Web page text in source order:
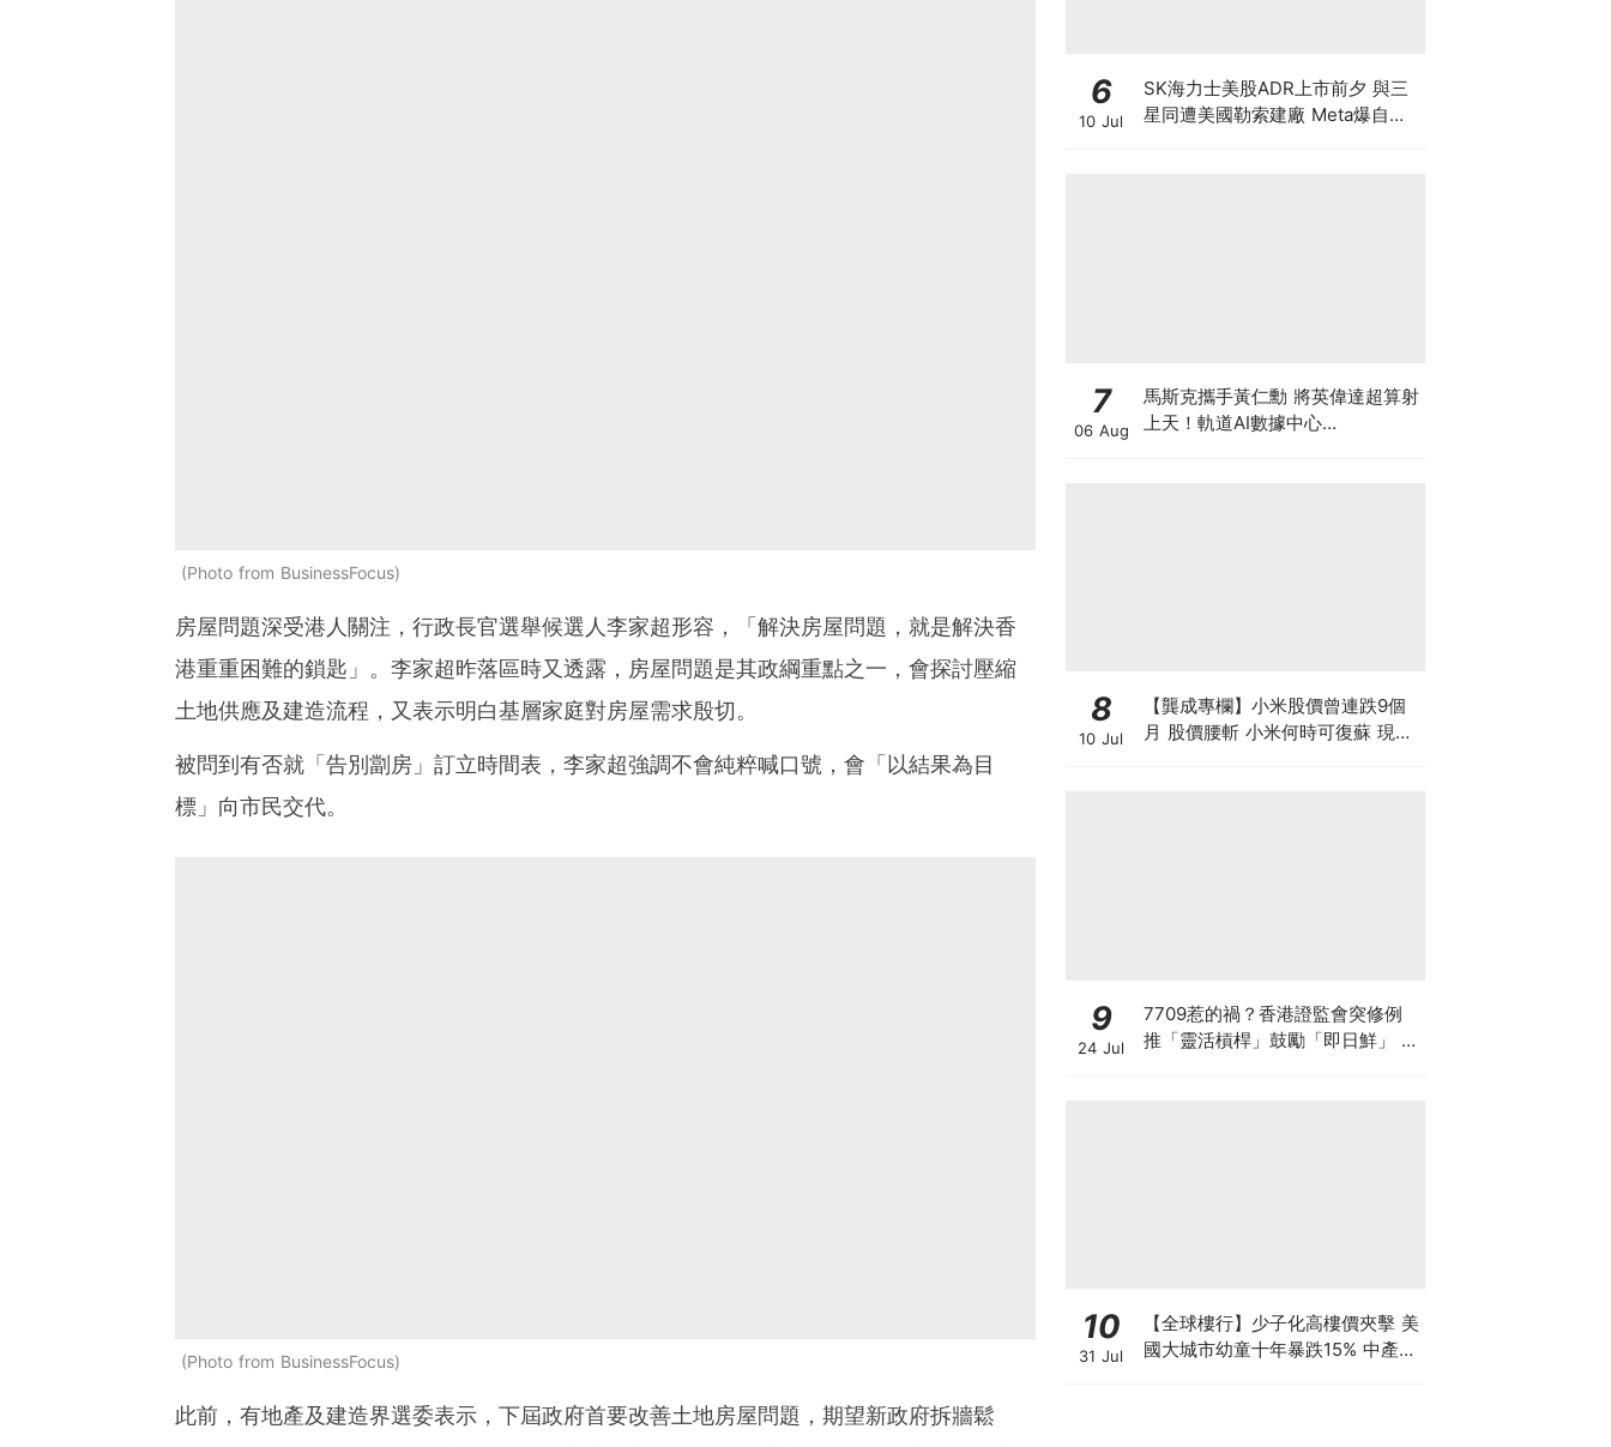
Photo from BusinessFocus
房屋問題深受港人關注，行政長官選舉候選人李家超形容，「解決房屋問題，就是解決香
港重重困難的鎖匙」。李家超昨落區時又透露，房屋問題是其政綱重點之一，會探討壓縮
土地供應及建造流程，又表示明白基層家庭對房屋需求殷切。
被問到有否就「告別劏房」訂立時間表，李家超強調不會純粹喊口號，會「以結果為目
標」向市民交代。
Photo from BusinessFocus
此前，有地產及建造界選委表示，下屆政府首要改善土地房屋問題，期望新政府拆牆鬆
6
10 Jul
SK海力士美股ADR上市前夕 與三
星同遭美國勒索建廠 Meta爆自研
7
06 Aug
馬斯克攜手黃仁勳 將英偉達超算射
上天！軌道AI數據中心
8
10 Jul
【龔成專欄】小米股價曾連跌9個
月 股價腰斬 小米何時可復蘇 現在
9
24 Jul
7709惹的禍？香港證監會突修例
推「靈活槓桿」鼓勵「即日鮮」 韓
10
31 Jul
【全球樓行】少子化高樓價夾擊 美
國大城市幼童十年暴跌15% 中產家